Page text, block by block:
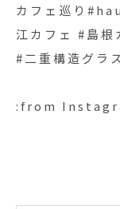
カフェ巡り
江カフェ #島
#二重構造グラス
:from